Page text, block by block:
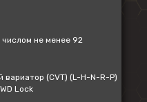
не менее 92
вариатор (CVT) (L-H-N-R-P)
Lock